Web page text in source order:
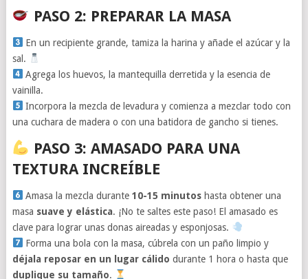
PASO 2: PREPARAR LA MASA
En un recipiente grande, tamiza la harina y añade el azúcar y la
sal.
Agrega los huevos, la mantequilla derretida y la esencia de
vainilla.
Incorpora la mezcla de levadura y comienza a mezclar todo con
una cuchara de madera o con una batidora de gancho si tienes.
PASO 3: AMASADO PARA UNA
TEXTURA INCREÍBLE
Amasa la mezcla durante10-15 minutos hasta obtener una
masa suave y elástica. ¡No te saltes este paso! El amasado es
clave para lograr unas donas aireadas y esponjosas.
Forma una bola con la masa, cúbrela con un paño limpio y
déjala reposar en un lugar cálido durante 1 hora o hasta que
duplique su tamaño.